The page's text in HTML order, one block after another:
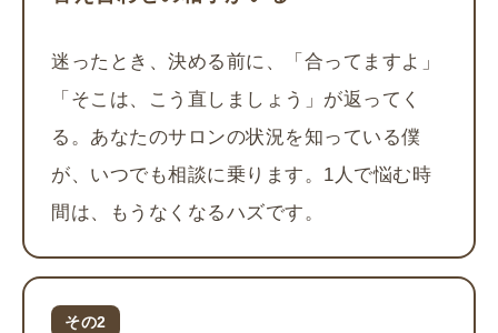
迷ったとき、決める前に、「合ってますよ」
「そこは、こう直しましょう」が返ってく
る。あなたのサロンの状況を知っている僕
が、いつでも相談に乗ります。1人で悩む時
間は、もうなくなるハズです。
その2